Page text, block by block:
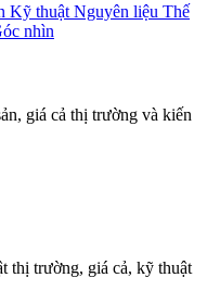
Kỹ thuật Nguyên liệu Thế
nhìn
giá cả thị trường và kiến
thị trường, giá cả, kỹ thuật